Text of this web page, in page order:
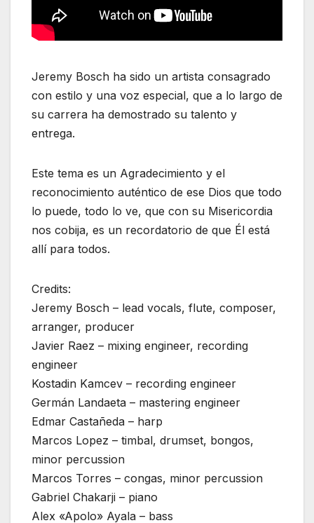
Jeremy Bosch ha sido un artista consagrado
con estilo y una voz especial, que a lo largo de
su carrera ha demostrado su talento y
entrega.
Este tema es un Agradecimiento y el
reconocimiento auténtico de ese Dios que todo
lo puede, todo lo ve, que con su Misericordia
nos cobija, es un recordatorio de que Él está
allí para todos.
Credits:
Jeremy Bosch – lead vocals, flute, composer,
arranger, producer
Javier Raez – mixing engineer, recording
engineer
Kostadin Kamcev – recording engineer
Germán Landaeta – mastering engineer
Edmar Castañeda – harp
Marcos Lopez – timbal, drumset, bongos,
minor percussion
Marcos Torres – congas, minor percussion
Gabriel Chakarji – piano
Alex «Apolo» Ayala – bass